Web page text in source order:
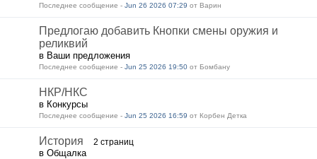
Последнее сообщение - Jun 26 2026 07:29 от Варин
Предлогаю добавить Кнопки смены оружия и
реликвий
в Ваши предложения
Последнее сообщение - Jun 25 2026 19:50 от Бомбану
НКР/НКС
в Конкурсы
Последнее сообщение - Jun 25 2026 16:59 от Корбен Детка
История 2 страниц
в Общалка